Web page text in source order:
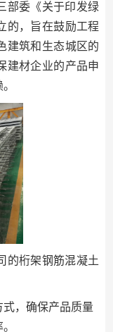
部委《关于印发绿
的，旨在鼓励工程
建筑和生态城区的
建材企业的产品申
的桁架钢筋混凝土
，确保产品质量